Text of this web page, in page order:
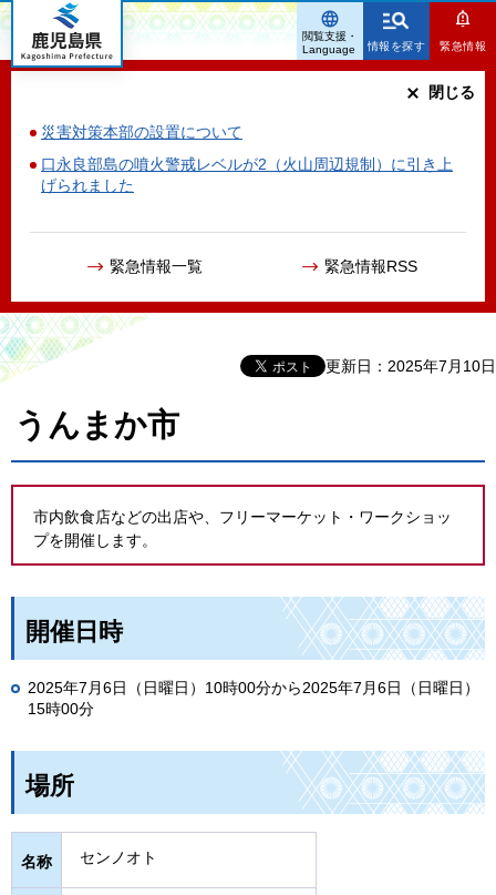
鹿児島県
情報を探す 緊急情報
災害対策本部の設置について
口永良部島の噴火警戒レベルが2（火山周辺規制）に引き上
げられました
緊急情報一覧 緊急情報RSS
閉じる
閲覧支援・
Language
更新日：2025年7月10日
うんまか市
市内飲食店などの出店や、フリーマーケット・ワークショッ
プを開催します。
開催日時
2025年7月6日（日曜日）10時00分から2025年7月6日（日曜日）
15時00分
場所
名称 センノオト